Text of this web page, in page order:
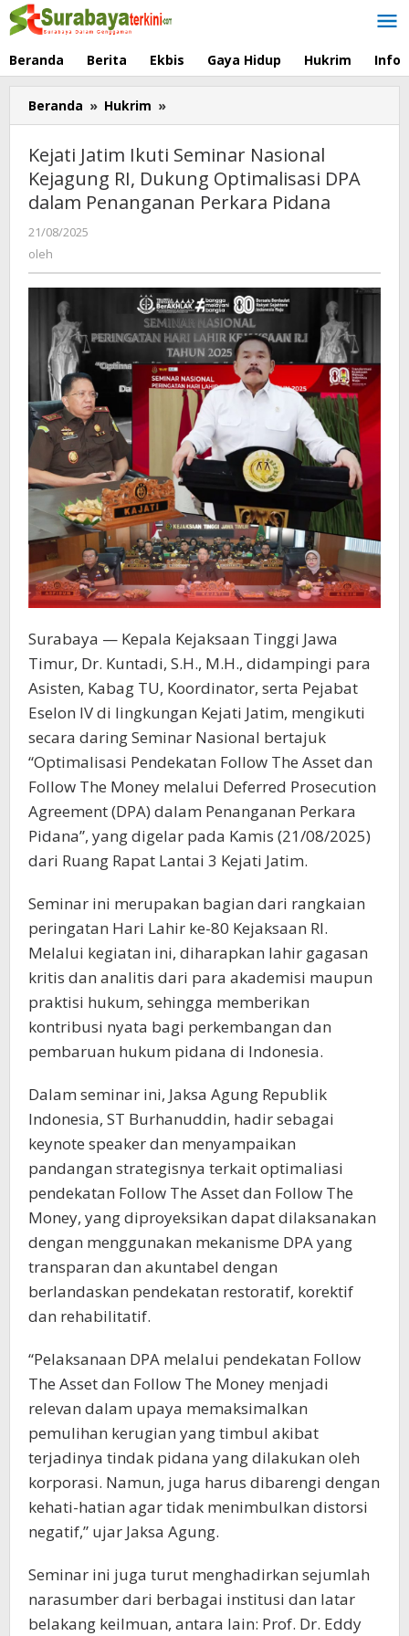
Lewati
ke
Beranda Berita Ekbis Gaya Hidup Hukrim Info
Beranda » Hukrim »
Jatim
Seminar
Nasional
Kejagung
DPA
dalam
Penanganan
Perkara
Pidana
Kejati Jatim Ikuti Seminar Nasional
Kejagung RI, Dukung Optimalisasi DPA
dalam Penanganan Perkara Pidana
21/08/2025
oleh
Surabaya — Kepala Kejaksaan Tinggi Jawa
Timur, Dr. Kuntadi, S.H., M.H., didampingi para
Asisten, Kabag TU, Koordinator, serta Pejabat
Eselon IV di lingkungan Kejati Jatim, mengikuti
secara daring Seminar Nasional bertajuk
“Optimalisasi Pendekatan Follow The Asset dan
Follow The Money melalui Deferred Prosecution
Agreement (DPA) dalam Penanganan Perkara
Pidana”, yang digelar pada Kamis (21/08/2025)
dari Ruang Rapat Lantai 3 Kejati Jatim.
Seminar ini merupakan bagian dari rangkaian
peringatan Hari Lahir ke-80 Kejaksaan RI.
Melalui kegiatan ini, diharapkan lahir gagasan
kritis dan analitis dari para akademisi maupun
praktisi hukum, sehingga memberikan
kontribusi nyata bagi perkembangan dan
pembaruan hukum pidana di Indonesia.
Dalam seminar ini, Jaksa Agung Republik
Indonesia, ST Burhanuddin, hadir sebagai
keynote speaker dan menyampaikan
pandangan strategisnya terkait optimaliasi
pendekatan Follow The Asset dan Follow The
Money, yang diproyeksikan dapat dilaksanakan
dengan menggunakan mekanisme DPA yang
transparan dan akuntabel dengan
berlandaskan pendekatan restoratif, korektif
dan rehabilitatif.
“Pelaksanaan DPA melalui pendekatan Follow
The Asset dan Follow The Money menjadi
relevan dalam upaya memaksimalkan
pemulihan kerugian yang timbul akibat
terjadinya tindak pidana yang dilakukan oleh
korporasi. Namun, juga harus dibarengi dengan
kehati-hatian agar tidak menimbulkan distorsi
negatif,” ujar Jaksa Agung.
Seminar ini juga turut menghadirkan sejumlah
narasumber dari berbagai institusi dan latar
belakang keilmuan, antara lain: Prof. Dr. Eddy